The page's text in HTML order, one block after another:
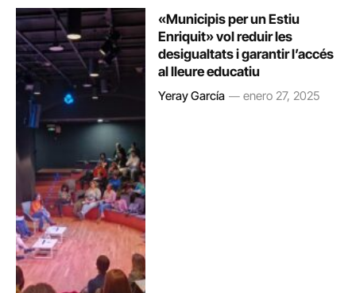
«Municipis per un Estiu
Enriquit» vol reduir les
desigualtats i garantir l’accés
al lleure educatiu
Yeray García enero 27, 2025